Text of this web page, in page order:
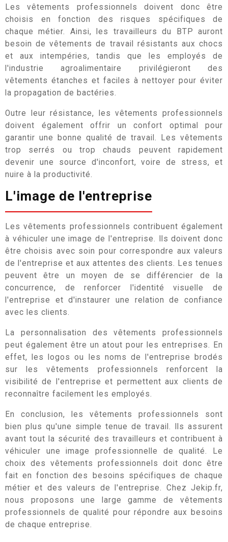
Les vêtements professionnels doivent donc être
choisis en fonction des risques spécifiques de
chaque métier. Ainsi, les travailleurs du BTP auront
besoin de vêtements de travail résistants aux chocs
et aux intempéries, tandis que les employés de
l'industrie agroalimentaire privilégieront des
vêtements étanches et faciles à nettoyer pour éviter
la propagation de bactéries.
Outre leur résistance, les vêtements professionnels
doivent également offrir un confort optimal pour
garantir une bonne qualité de travail. Les vêtements
trop serrés ou trop chauds peuvent rapidement
devenir une source d'inconfort, voire de stress, et
nuire à la productivité.
L'image de l'entreprise
Les vêtements professionnels contribuent également
à véhiculer une image de l'entreprise. Ils doivent donc
être choisis avec soin pour correspondre aux valeurs
de l'entreprise et aux attentes des clients. Les tenues
peuvent être un moyen de se différencier de la
concurrence, de renforcer l'identité visuelle de
l'entreprise et d'instaurer une relation de confiance
avec les clients.
La personnalisation des vêtements professionnels
peut également être un atout pour les entreprises. En
effet, les logos ou les noms de l'entreprise brodés
sur les vêtements professionnels renforcent la
visibilité de l'entreprise et permettent aux clients de
reconnaître facilement les employés.
En conclusion, les vêtements professionnels sont
bien plus qu'une simple tenue de travail. Ils assurent
avant tout la sécurité des travailleurs et contribuent à
véhiculer une image professionnelle de qualité. Le
choix des vêtements professionnels doit donc être
fait en fonction des besoins spécifiques de chaque
métier et des valeurs de l'entreprise. Chez Jekip.fr,
nous proposons une large gamme de vêtements
professionnels de qualité pour répondre aux besoins
de chaque entreprise.